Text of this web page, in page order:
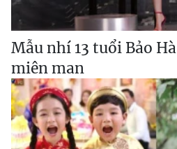
Mẫu nhí 13 tuổi Bảo
miên man